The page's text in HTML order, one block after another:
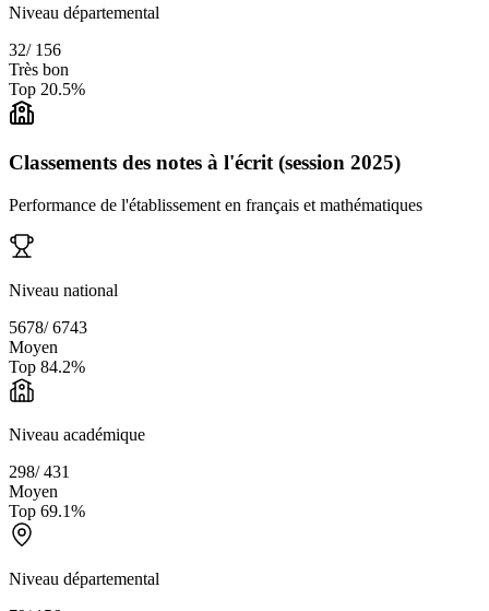
Niveau départemental
32/ 156
Très bon
Top 20.5%
Classements des notes à l'écrit (session 2025)
Performance de l'établissement en français et mathématiques
Niveau national
5678/6743
Moyen
Top 84.2%
Niveau académique
298/431
Moyen
Top 69.1%
Niveau départemental